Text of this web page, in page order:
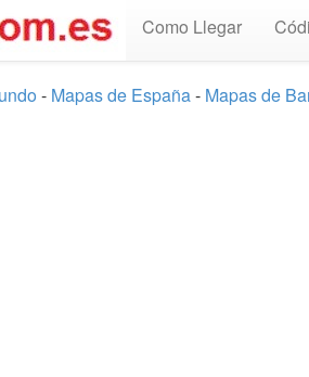
Como Llegar
- Mapas de España- Mapas de